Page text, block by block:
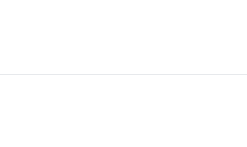
雲